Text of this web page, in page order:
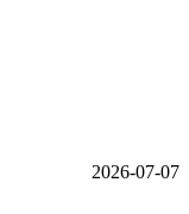
2026-07-07